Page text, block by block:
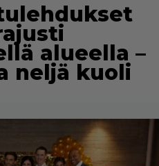
alueella –
neljä kuoli